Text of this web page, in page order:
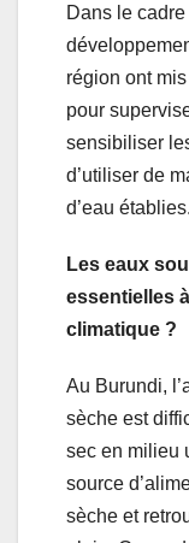
Dans le
région ont
pour
sensibiliser
d’utiliser de
d’eau établies.
Les eaux
essentielles
climatique ?
Au Burundi,
sèche est
sec en milieu
source
sèche et